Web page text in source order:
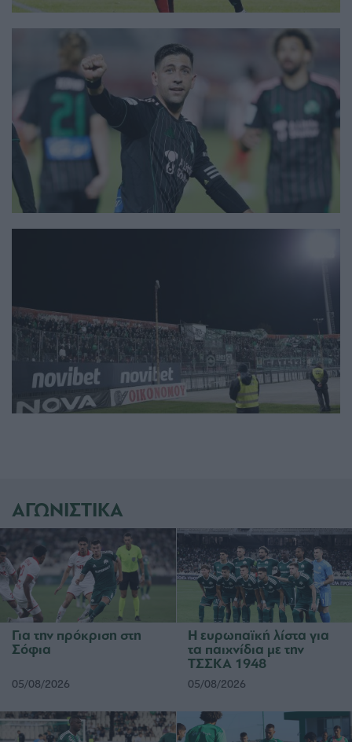
ΑΓΩΝΙΣΤΙΚΑ
Για την πρόκριση στη
Σόφια
05/08/2026
Η ευρωπαϊκή λίστα για
τα παιχνίδια με την
ΤΣΣΚΑ 1948
05/08/2026